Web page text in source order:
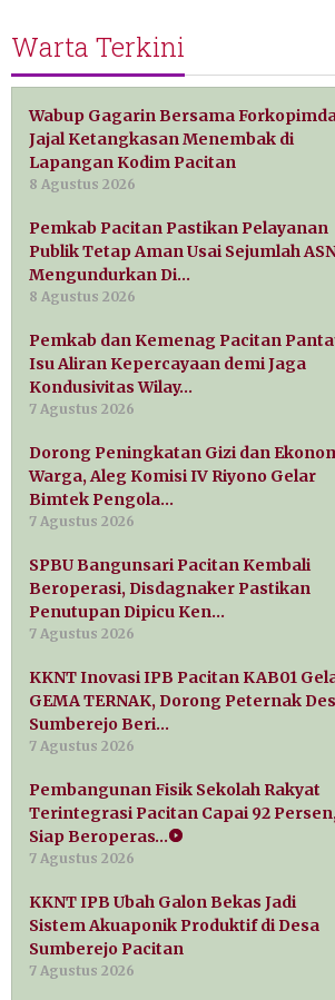
Warta Terkini
Wabup Gagarin Bersama
Jajal Ketangkasan Menembak di
Lapangan Kodim Pacitan
8 Agustus 2026
Pemkab Pacitan Pastikan Pelayanan
Publik Tetap Aman Usai Sejumlah
Mengundurkan Di…
8 Agustus 2026
Pemkab dan Kemenag Pacitan
Isu Aliran Kepercayaan demi Jaga
Kondusivitas Wilay…
7 Agustus 2026
Dorong Peningkatan Gizi dan
Warga, Aleg Komisi IV Riyono Gelar
Bimtek Pengola…
7 Agustus 2026
SPBU Bangunsari Pacitan Kembali
Beroperasi, Disdagnaker Pastikan
Penutupan Dipicu Ken…
7 Agustus 2026
KKNT Inovasi IPB Pacitan KAB01
GEMA TERNAK, Dorong Peternak
Sumberejo Beri…
7 Agustus 2026
Pembangunan Fisik Sekolah Rakyat
Terintegrasi Pacitan Capai 92 Persen,
Siap Beroperas…
7 Agustus 2026
KKNT IPB Ubah Galon Bekas Jadi
Sistem Akuaponik Produktif di Desa
Sumberejo Pacitan
7 Agustus 2026